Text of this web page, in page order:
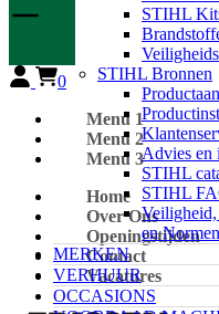
STIHL
STIHL Bronnen
Advies en
STIHL
STIHL
en Normen
MERKEN
VERHUUR
OCCASIONS
0
Menu 1
Menu 2
Menu 3
Home
Over Ons
Openingstijden
Contact
Vacatures